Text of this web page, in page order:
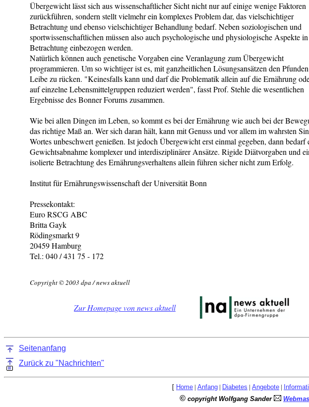
Übergewicht lässt sich aus wissenschaftlicher Sicht nicht nur auf einige wenige Faktoren
zurückführen, sondern stellt vielmehr ein komplexes Problem dar, das vielschichtiger
Betrachtung und ebenso vielschichtiger Behandlung bedarf. Neben soziologischen und
sportwissenschaftlichen müssen also auch psychologische und physiologische Aspekte
Betrachtung einbezogen werden.
Natürlich können auch genetische Vorgaben eine Veranlagung zum Übergewicht
programmieren. Um so wichtiger ist es, mit ganzheitlichen Lösungsansätzen den
Leibe zu rücken. "Keinesfalls kann und darf die Problematik allein auf die Ernährung
auf einzelne Lebensmittelgruppen reduziert werden", fasst Prof. Stehle die wesentlichen
Ergebnisse des Bonner Forums zusammen.
Wie bei allen Dingen im Leben, so kommt es bei der Ernährung wie auch bei der
das richtige Maß an. Wer sich daran hält, kann mit Genuss und vor allem im wahrsten
Wortes unbeschwert genießen. Ist jedoch Übergewicht erst einmal gegeben, dann bedarf
Gewichtsabnahme komplexer und interdisziplinärer Ansätze. Rigide Diätvorgaben und
isolierte Betrachtung des Ernährungsverhaltens allein führen sicher nicht zum Erfolg.
Institut für Ernährungswissenschaft der Universität Bonn
Pressekontakt:
Euro RSCG ABC
Britta Gayk
Rödingsmarkt 9
20459 Hamburg
Tel.: 040 / 431 75 - 172
Copyright © 2003 dpa / news aktuell
Zur Homepage von news aktuell
Seitenanfang
Zurück zu "Nachrichten"
[ Home | Anfang | Diabetes | Angebote |
© copyright Wolfgang Sander